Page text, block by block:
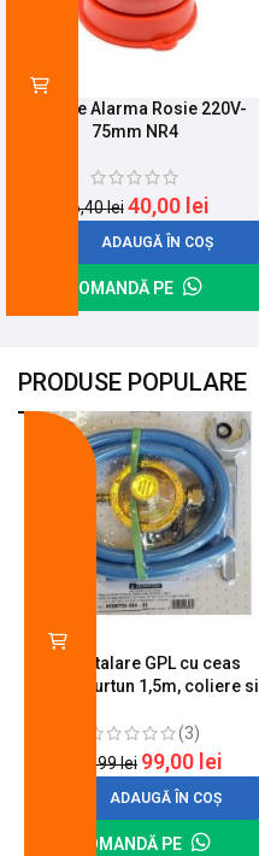
Sonerie Alarma Rosie 220V-
75mm NR4
46,40lei 40,00 lei
ADAUGĂ ÎN COȘ
COMANDĂ PE
PRODUSE POPULARE
Kit instalare GPL cu ceas
butelie, furtun 1,5m, coliere si
(3)
120,99lei 99,00 lei
ADAUGĂ ÎN COȘ
COMANDĂ PE